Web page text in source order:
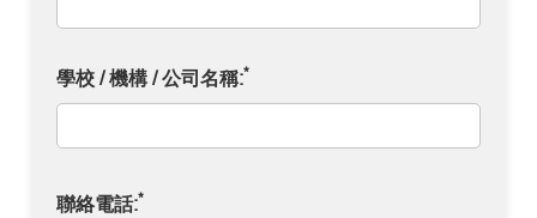
學校 / 機構 / 公司名稱:*
聯絡電話:*